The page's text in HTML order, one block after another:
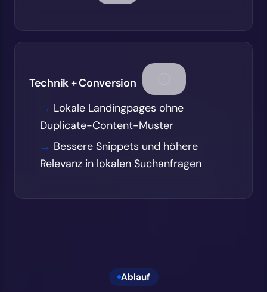
Technik + Conversion
Lokale Landingpages ohne
Duplicate-Content-Muster
Bessere Snippets und höhere
Relevanz in lokalen Suchanfragen
Ablauf